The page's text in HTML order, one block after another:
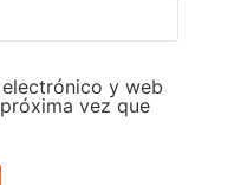
y web
vez que